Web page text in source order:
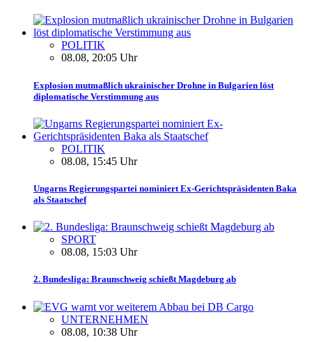
POLITIK
08.08, 20:05 Uhr
Explosion mutmaßlich ukrainischer Drohne in Bulgarien löst
diplomatische Verstimmung aus
POLITIK
08.08, 15:45 Uhr
Ungarns Regierungspartei nominiert Ex-Gerichtspräsidenten Baka
als Staatschef
SPORT
08.08, 15:03 Uhr
2. Bundesliga: Braunschweig schießt Magdeburg ab
UNTERNEHMEN
08.08, 10:38 Uhr